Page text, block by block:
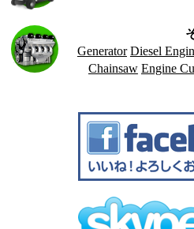
Generator Diesel
Chainsaw Engine